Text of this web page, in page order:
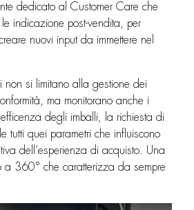
dedicato al Customer Care che
indicazione post-vendita, per
nuovi input da immettere nel
non si limitano alla gestione dei
ma monitorano anche i
degli imballi, la richiesta di
tutti quei parametri che influiscono
dell’esperienza di acquisto. Una
a 360° che caratterizza da sempre